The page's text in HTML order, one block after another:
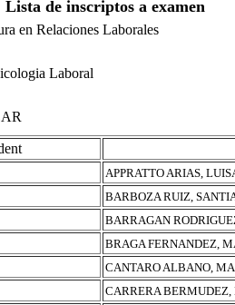
Lista de inscriptos a examen
en Relaciones Laborales
Laboral
APPRATTO ARIAS,
BARBOZA RUIZ,
BARRAGAN
BRAGA FERNANDEZ,
CANTARO ALBANO,
CARRERA